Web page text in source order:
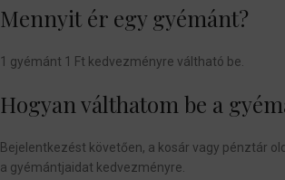
Mennyit ér egy gyémánt?
1 gyémánt 1 Ft kedvezményre váltható be.
Hogyan válthatom be a
Bejelentkezést követően, a kosár vagy pénztár
a gyémántjaidat kedvezményre.